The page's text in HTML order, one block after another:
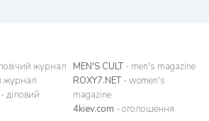
журнал
журнал
- діловий
MEN'S CULT- men's magazine
ROXY7.NET- women's
magazine
4kiev.com - оголошення